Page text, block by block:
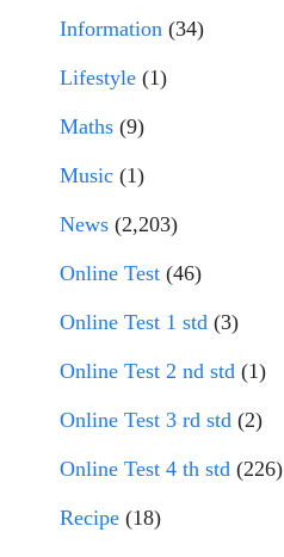
Information (34)
Lifestyle (1)
Maths (9)
Music (1)
News (2,203)
Online Test (46)
Online Test 1 std (3)
Online Test 2 nd std (1)
Online Test 3 rd std (2)
Online Test 4 th std (226)
Recipe (18)